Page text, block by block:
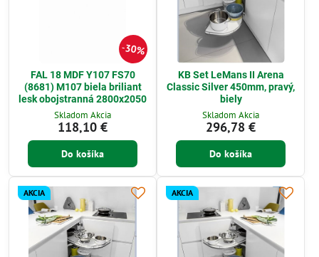
30%
FAL 18 MDF Y107 FS70
(8681) M107 biela briliant
lesk obojstranná 2800x2050
Skladom Akcia
118,10 €
Do košíka
KB Set LeMans II Arena
Classic Silver 450mm, pravý,
biely
Skladom Akcia
296,78 €
Do košíka
AKCIA AKCIA